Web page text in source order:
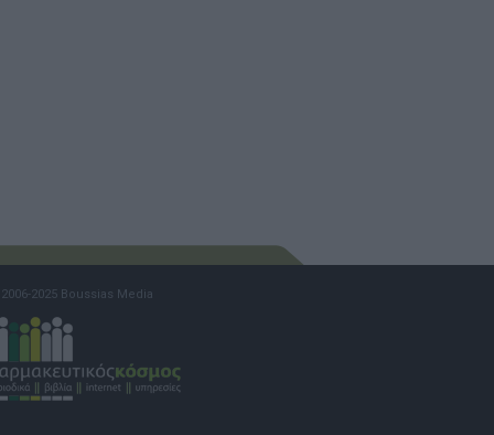
2025 Boussias Media